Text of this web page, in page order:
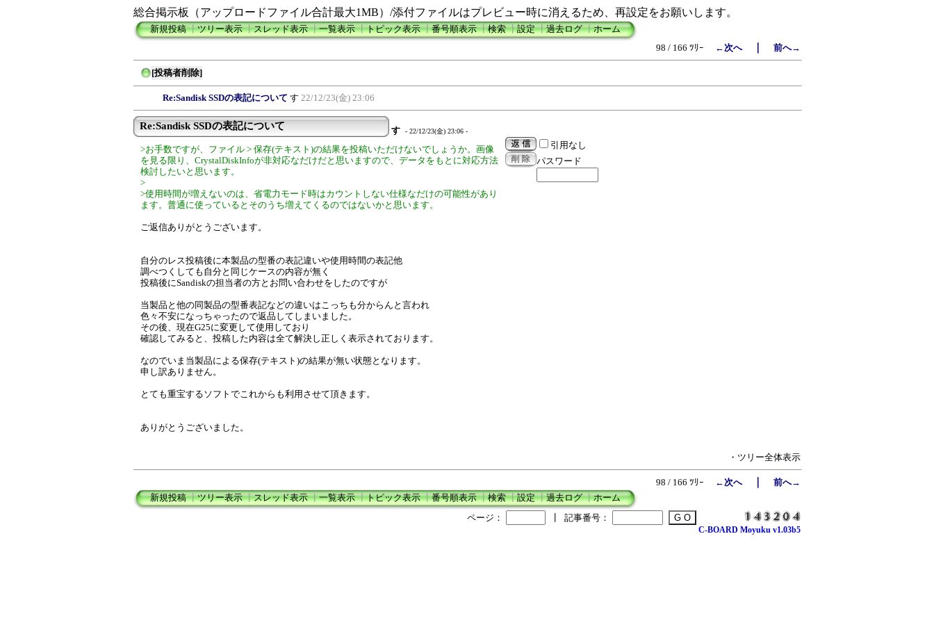
総合掲示板（アップロードファイル合計最大1MB）/添付ファイルはプレビュー時に消えるため、再設定をお願いします。
新規投稿┃ツリー表示┃スレッド表示┃一覧表示┃トピック表示┃番号順表示┃検索┃設定┃過去ログ┃ホーム
98 / 166 ﾂﾘｰ
←次へ｜ 前へ→
[投稿者削除]
Re:Sandisk SSDの表記について す 22/12/23(金) 23:06
Re:Sandisk SSDの表記について す - 22/12/23(金) 23:06 -
>お手数ですが、ファイル > 保存(テキスト)の結果を投稿いただけないでしょうか。画像
を見る限り、CrystalDiskInfoが非対応なだけだと思いますので、データをもとに対応方法
検討したいと思います。
>
>使用時間が増えないのは、省電力モード時はカウントしない仕様なだけの可能性があり
ます。普通に使っているとそのうち増えてくるのではないかと思います。
ご返信ありがとうございます。
自分のレス投稿後に本製品の型番の表記違いや使用時間の表記他
調べつくしても自分と同じケースの内容が無く
投稿後にSandiskの担当者の方とお問い合わせをしたのですが
当製品と他の同製品の型番表記などの違いはこっちも分からんと言われ
色々不安になっちゃったので返品してしまいました。
その後、現在G25に変更して使用しており
確認してみると、投稿した内容は全て解決し正しく表示されております。
なのでいま当製品による保存(テキスト)の結果が無い状態となります。
申し訳ありません。
とても重宝するソフトでこれからも利用させて頂きます。
ありがとうございました。
引用なし
パスワード
・ツリー全体表示
98 / 166 ﾂﾘｰ ←次へ｜ 前へ→
新規投稿┃ツリー表示┃スレッド表示┃一覧表示┃トピック表示┃番号順表示┃検索┃設定┃過去ログ┃ホーム
ページ：
記事番号：
C-BOARD Moyuku v1.03b5